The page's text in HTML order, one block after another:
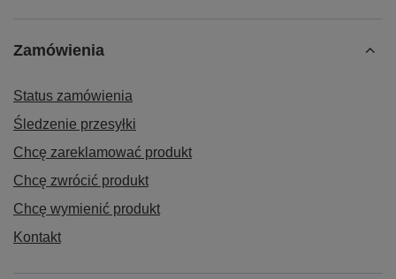
Zamówienia
Status zamówienia
Śledzenie przesyłki
Chcę zareklamować produkt
Chcę zwrócić produkt
Chcę wymienić produkt
Kontakt